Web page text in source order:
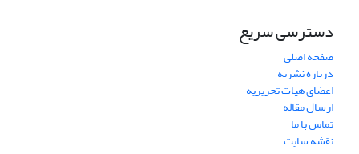
دسترسی سریع
صفحه اصلی
درباره نشریه
اعضای هیات تحریریه
ارسال مقاله
تماس با ما
نقشه سایت